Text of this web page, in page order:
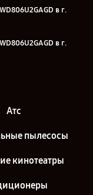
в г.
в г.
в г. Санкт-
Атс
пылесосы
кинотеатры